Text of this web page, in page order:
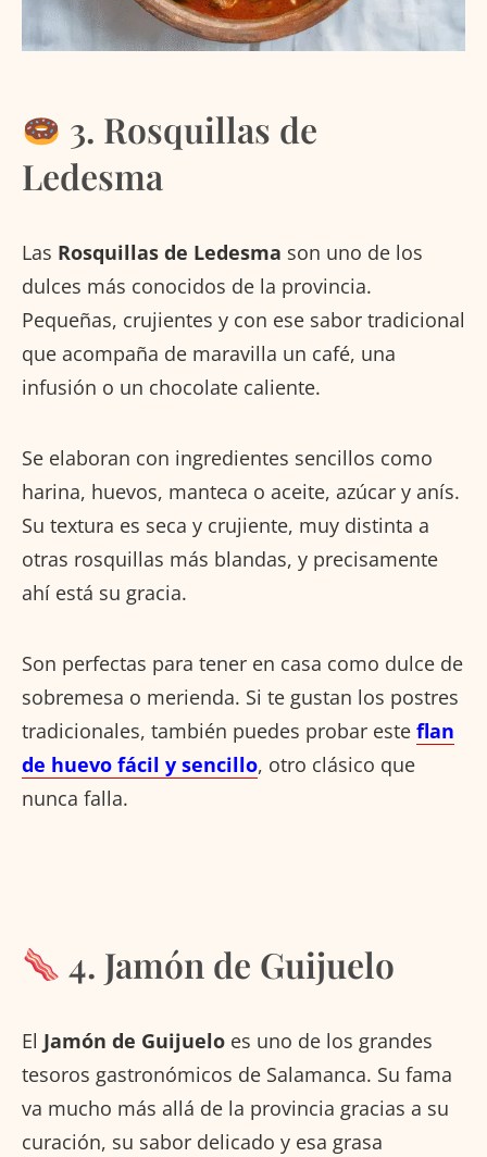
3. Rosquillas de
Ledesma
Las Rosquillas de Ledesma son uno de los
dulces más conocidos de la provincia.
Pequeñas, crujientes y con ese sabor tradicional
que acompaña de maravilla un café, una
infusión o un chocolate caliente.
Se elaboran con ingredientes sencillos como
harina, huevos, manteca o aceite, azúcar y anís.
Su textura es seca y crujiente, muy distinta a
otras rosquillas más blandas, y precisamente
ahí está su gracia.
Son perfectas para tener en casa como dulce de
sobremesa o merienda. Si te gustan los postres
tradicionales, también puedes probar este flan
de huevo fácil y sencillo, otro clásico que
nunca falla.
4. Jamón de Guijuelo
El Jamón de Guijuelo es uno de los grandes
tesoros gastronómicos de Salamanca. Su fama
va mucho más allá de la provincia gracias a su
curación, su sabor delicado y esa grasa